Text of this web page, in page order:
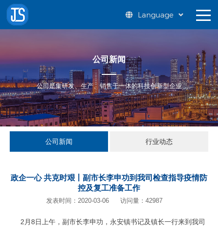
Language
公司新闻
公司是集研发、生产、销售于一体的科技创新型企业
公司新闻 行业动态
政企一心 共克时艰丨副市长李申功到我司检查指导疫情防
控及复工准备工作
发表时间：2020-03-06 访问量：42987
2月8日上午，副市长李申功，永安镇书记及镇长一行来到我司